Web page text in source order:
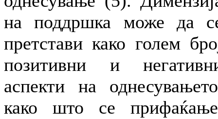
на поддршка може да
претстави како голем
позитивни и
аспекти на
како што се